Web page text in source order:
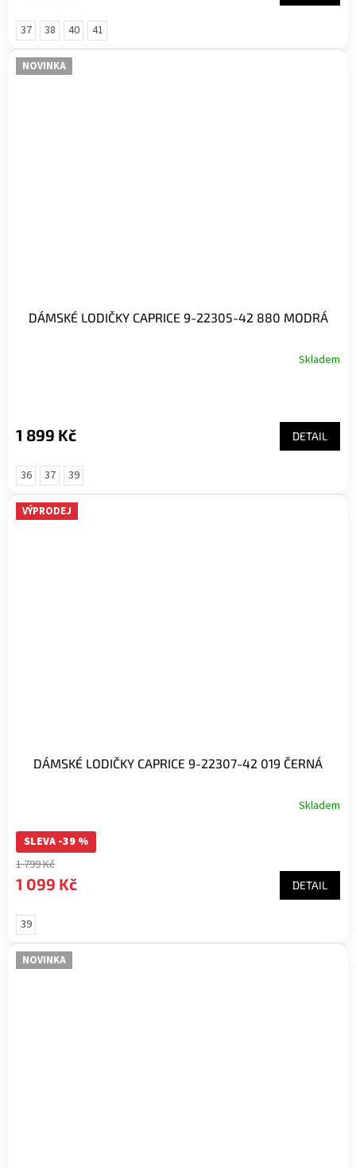
37 38 40 41
NOVINKA
DÁMSKÉ LODIČKY CAPRICE 9-22305-42 880 MODRÁ
Skladem
1 899 Kč DETAIL
36 37 39
VÝPRODEJ
DÁMSKÉ LODIČKY CAPRICE 9-22307-42 019 ČERNÁ
Skladem
SLEVA -39 %
1 799 Kč
1 099 Kč DETAIL
39
NOVINKA